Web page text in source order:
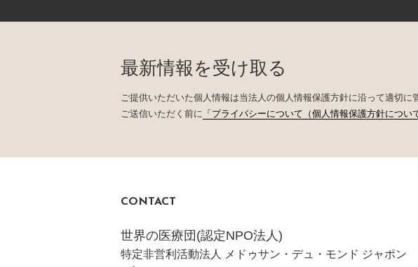
最新情報を受け取る
ご提供いただいた個人情報は当法人の個人情報保護方針に沿って適切に
ご送信いただく前に 「プライバシーについて（個人情報保護方針につい
CONTACT
世界の医療団(認定NPO法人)
特定非営利活動法人 メドゥサン・デュ・モンド ジャポン